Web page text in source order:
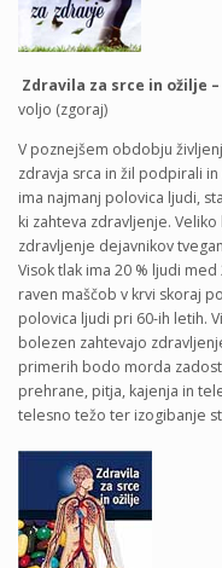
Zdravila za srce in ožilje –
voljo (zgoraj)
V poznejšem obdobju
zdravja srca in žil podpirali
ima najmanj polovica ljudi,
ki zahteva zdravljenje.
zdravljenje dejavnikov
Visok tlak ima 20 % ljudi
raven maščob v krvi skoraj
polovica ljudi pri 60-ih letih.
bolezen zahtevajo
primerih bodo morda
prehrane, pitja, kajenja in
telesno težo ter izogibanje